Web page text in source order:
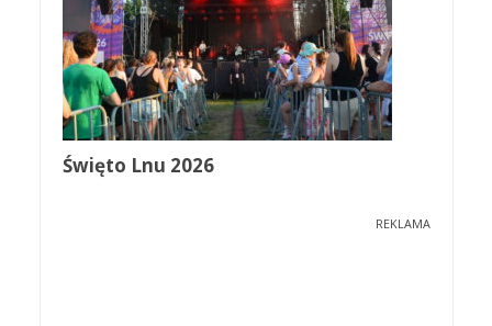
Święto Lnu 2026
REKLAMA